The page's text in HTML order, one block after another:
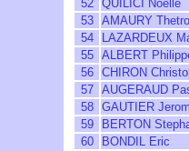
52
QUILICI Noelle
53
AMAURY
54
LAZARDEUX
55
ALBERT
56
CHIRON
57
AUGERAUD
58
GAUTIER
59
BERTON
60
BONDIL Eric